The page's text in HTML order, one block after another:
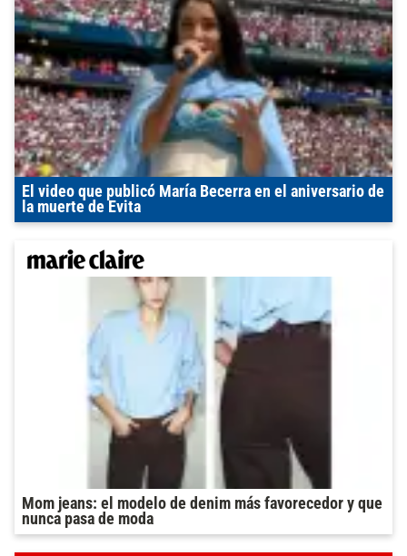
El video que publicó María Becerra en el aniversario de
la muerte de Evita
Mom jeans: el modelo de denim más favorecedor y que
nunca pasa de moda